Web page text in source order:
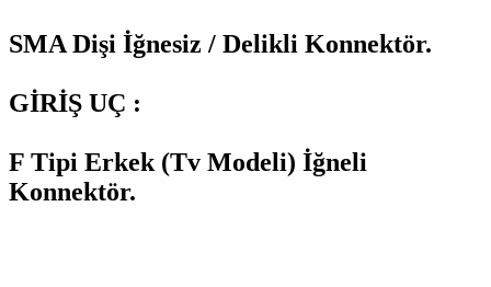
SMA Dişi İğnesiz / Delikli Konnektör.
GİRİŞ UÇ :
F Tipi Erkek (Tv Modeli) İğneli
Konnektör.